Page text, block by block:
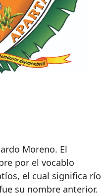
Moreno. El
por el vocablo
el cual significa río
su nombre anterior.